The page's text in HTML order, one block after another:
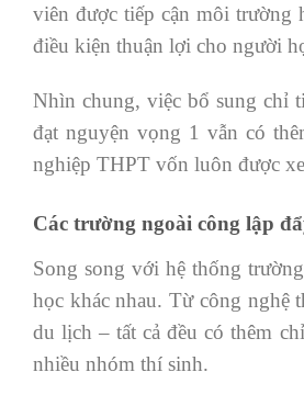
viên được tiếp cận môi trường
điều kiện thuận lợi cho người
Nhìn chung, việc bổ sung chỉ
đạt nguyện vọng 1 vẫn có
nghiệp THPT vốn luôn được
Các trường ngoài công lập
Song song với hệ thống
học khác nhau. Từ công nghệ
du lịch – tất cả đều có thêm
nhiều nhóm thí sinh.